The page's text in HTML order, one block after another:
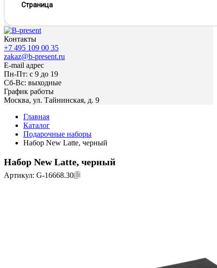
Страница
Контакты
+7 495 109 00 35
zakaz@b-present.ru
E-mail адрес
Пн-Пт: с 9 до 19
Сб-Вс: выходные
График работы
Москва, ул. Тайнинская, д. 9
Главная
Каталог
Подарочные наборы
Набор New Latte, черный
Набор New Latte, черный
Артикул: G-16668.30